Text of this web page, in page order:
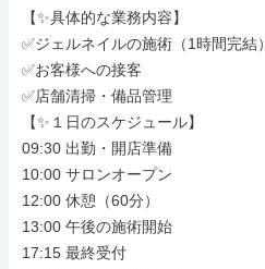
【✨具体的な業務内容】
✅ジェルネイルの施術（1時間完結）
✅お客様への接客
✅店舗清掃・備品管理
【✨１日のスケジュール】
09:30 出勤・開店準備
10:00 サロンオープン
12:00 休憩（60分）
13:00 午後の施術開始
17:15 最終受付